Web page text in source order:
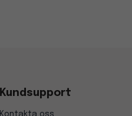
Kundsupport
Kontakta oss